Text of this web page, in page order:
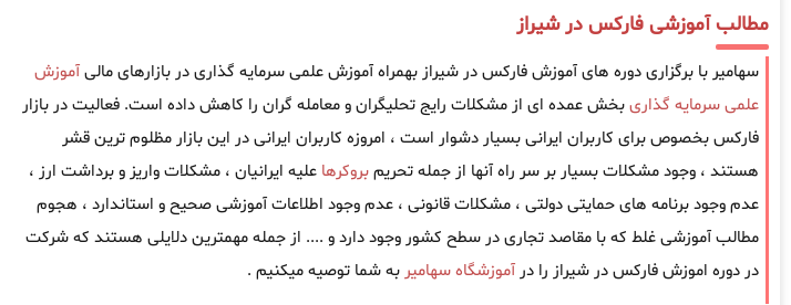
مطالب آموزشی فارکس در شیراز
سهامیر با برگزاری دوره های آموزش فارکس در شیراز بهمراه آموزش علمی سرمایه گذاری در بازارهای مالیآموزش
علمی سرمایه گذاریبخش عمده ای از مشکلات رایج تحلیگران و معامله گران را کاهش داده است. فعالیت در بازار
فارکس بخصوص برای کاربران ایرانی بسیار دشوار است ، امروزه کاربران ایرانی در این بازار مظلوم ترین قشر
هستند ، وجود مشکلات بسیار بر سر راه آنها از جمله تحریمبروکرها علیه ایرانیان ، مشکلات واریز و برداشت ارز ،
عدم وجود برنامه های حمایتی دولتی ، مشکلات قانونی ، عدم وجود اطلاعات آموزشی صحیح و استاندارد ، هجوم
مطالب آموزشی غلط که با مقاصد تجاری در سطح کشور وجود دارد و .... از جمله مهمترین دلایلی هستند که شرکت
در دوره اموزش فارکس در شیراز را در آموزشگاه سهامیر به شما توصیه میکنیم .